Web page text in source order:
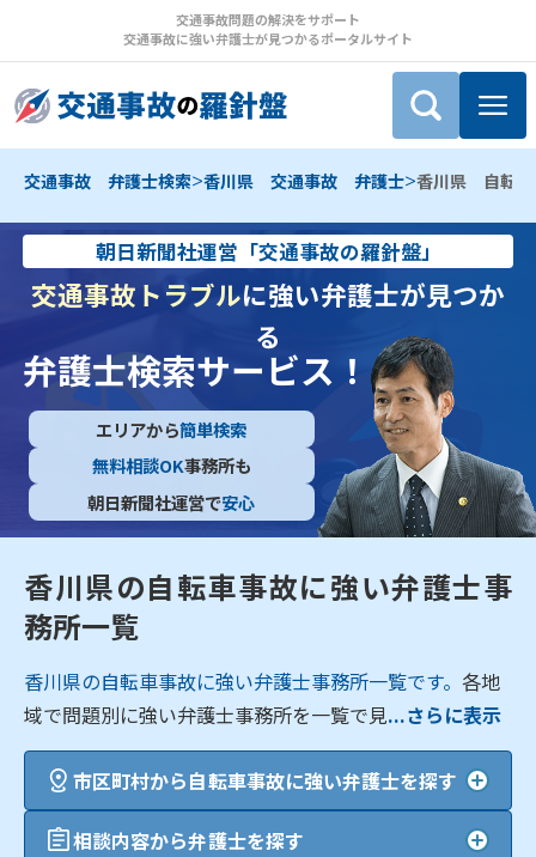
交通事故問題の解決をサポート
交通事故に強い弁護士が見つかるポータルサイト
交通事故 弁護士検索>香川県 交通事故 弁護士>香川県 自転
朝日新聞社運営「交通事故の羅針盤」
交通事故トラブルに強い弁護士が見つか
る
弁護士検索サービス！
エリアから簡単検索
無料相談OK事務所も
朝日新聞社運営で安心
香川県の自転車事故に強い弁護士事
務所一覧
香川県の自転車事故に強い弁護士事務所一覧です。各地
域で問題別に強い弁護士事務所を一覧で見...さらに表示
市区町村から自転車事故に強い弁護士を探す
相談内容から弁護士を探す